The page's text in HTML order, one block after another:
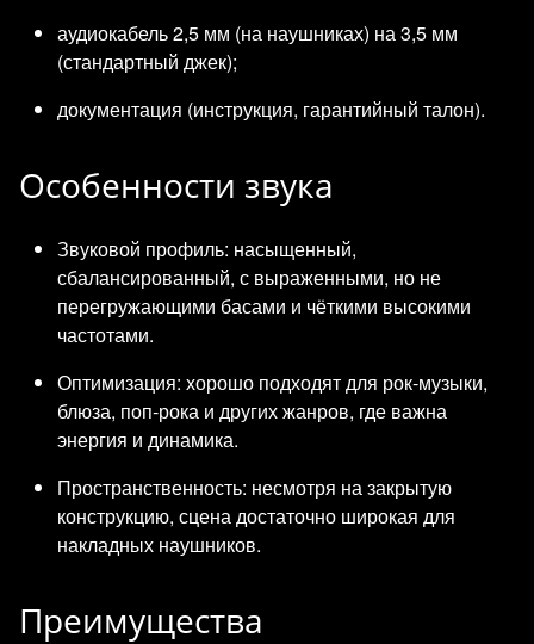
аудиокабель 2,5 мм (на наушниках) на 3,5 мм
(стандартный джек);
документация (инструкция, гарантийный талон).
Особенности звука
Звуковой профиль: насыщенный,
сбалансированный, с выраженными, но не
перегружающими басами и чёткими высокими
частотами.
Оптимизация: хорошо подходят для рок‑музыки,
блюза, поп‑рока и других жанров, где важна
энергия и динамика.
Пространственность: несмотря на закрытую
конструкцию, сцена достаточно широкая для
накладных наушников.
Преимущества